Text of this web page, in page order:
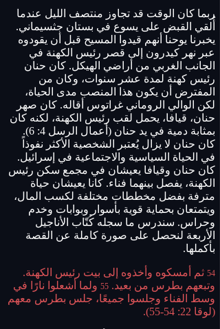
ربما كان الوقت قد تجاوز منتصف الليل عندما
أُلقي القبض على يسوع في بستان جثسيماني.
يخبرنا يوحنا أنهم قيدوا المسيح قبل أن يقودوه
عبر نهر كيدرون إلى قصر رئيس الكهنة في
الجانب الغربي من أراضي الهيكل. كان حنان
رئيس كهنة لمدة عشر سنوات، وكان من
المفترض أن يكون هذا المنصب مدى الحياة،
لكن الوالي الروماني غراتوس أقاله. كان صهر
حنان، قيافا، يحمل لقب رئيس الكهنة، لكنه كان
بمثابة دمية في يد حنان (أعمال الرسل 4: 6).
كان حنان لا يزال يُعتبر الشخصية الأكثر نفوذاً
في الحياة السياسية والاجتماعية في إسرائيل.
كان حنان وقيافا يعيشان في مجمع سكن رئيس
الكهنة، يفصل بينهما فناء. كانا يعيشان حياة
مترفة بفضل مخططات مختلفة لكسب المال،
ويتمتعان بحماية قوية بأسوار وبوابات وخدم
وحراس. سندرس ما سجله كُتّاب الأناجيل
الأربعة لنحصل على صورة كاملة عن القصة
بأكملها.
54 ثم أمسكوه وأخذوه إلى بيت رئيس الكهنة.
وتبعهم بطرس من بعيد. 55 ولما أشعلوا نارًا في
وسط الفناء وجلسوا جميعًا، جلس بطرس معهم
(لوقا 22: 54-55).